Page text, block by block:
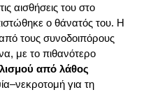
αισθήσεις του στο
ο θάνατός του. Η
τους συνοδοιπόρους
με το πιθανότερο
από λάθος
για τη